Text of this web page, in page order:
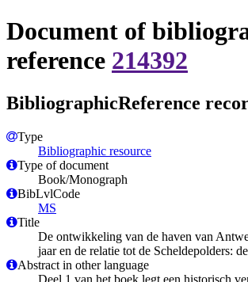
Document of
reference 214392
BibliographicReference
Type
Bibliographic resource
Type of document
Book/Monograph
BibLvlCode
MS
Title
De ontwikkeling van de haven van
jaar en de relatie tot de Scheldepolders:
Abstract in other language
Deel 1 van het boek legt een historisch